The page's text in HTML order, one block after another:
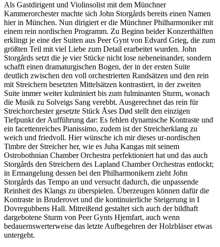
Als Gastdirigent und Violinsolist mit dem Münchner
Kammerorchester machte sich John Storgårds bereits einen Namen
hier in München. Nun dirigiert er die Münchner Philharmoniker mit
einem rein nordischen Programm. Zu Beginn beider Konzerthälften
erklingt je eine der Suiten aus Peer Gynt von Edvard Grieg, die zum
größten Teil mit viel Liebe zum Detail erarbeitet wurden. John
Storgårds setzt die je vier Stücke nicht lose nebeneinander, sondern
schafft einen dramaturgischen Bogen, der in der ersten Suite
deutlich zwischen den voll orchestrierten Randsätzen und den rein
mit Streichern besetzten Mittelsätzen kontrastiert, in der zweiten
Suite immer weiter kulminiert bis zum fulminanten Sturm, wonach
die Musik zu Solveigs Sang verebbt. Ausgerechnet das rein für
Streichorchester gesetzte Stück Åses Død stellt den einzigen
Tiefpunkt der Aufführung dar: Es fehlen dynamische Kontraste und
ein facettenreiches Pianissimo, zudem ist der Streicherklang zu
weich und friedvoll. Hier wünsche ich mir dieses ur-nordischen
Timbre der Streicher her, wie es Juha Kangas mit seinem
Ostrobothnian Chamber Orchestra perfektioniert hat und das auch
Storgårds den Streichern des Lapland Chamber Orchestras entlockt;
in Ermangelung dessen bei den Philharmonikern zieht John
Storgårds das Tempo an und versucht dadurch, die unpassende
Reinheit des Klangs zu überspielen. Überzeugen können dafür die
Kontraste in Bruderovet und die kontinuierliche Steigerung in I
Dovregubbens Hall. Mitreißend gestaltet sich auch der bildhaft
dargebotene Sturm von Peer Gynts Hjemfart, auch wenn
bedauernswerterweise das letzte Aufbegehren der Holzbläser etwas
untergeht.